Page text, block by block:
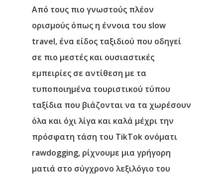
Από τους πιο γνωστούς πλέον
ορισμούς όπως η έννοια του slow
travel, ένα είδος ταξιδιού που οδηγεί
σε πιο μεστές και ουσιαστικές
εμπειρίες σε αντίθεση με τα
τυποποιημένα τουριστικού τύπου
ταξίδια που βιάζονται να τα χωρέσουν
όλα και όχι λίγα και καλά μέχρι την
πρόσφατη τάση του TikTok ονόματι
rawdogging, ρίχνουμε μια γρήγορη
ματιά στο σύγχρονο λεξιλόγιο του